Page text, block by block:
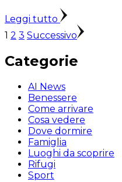
Leggi tutto
Paginazione
articoli
Pagina
1
Pagina
2
Pagina
3 Successivo
Categorie
AI News
Benessere
Come arrivare
Cosa vedere
Dove dormire
Famiglia
Luoghi da scoprire
Rifugi
Sport